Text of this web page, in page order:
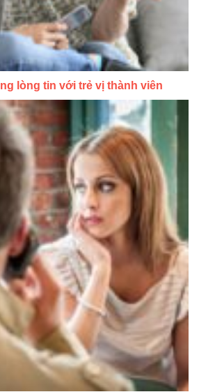
lòng tin với trẻ vị thành viên